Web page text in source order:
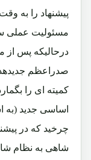
پیشنهاد را به
مسئولیت عملی
درحالیکه پس از
صدراعظم
کمیته ای را
چرخید که در
شاهی به نظام